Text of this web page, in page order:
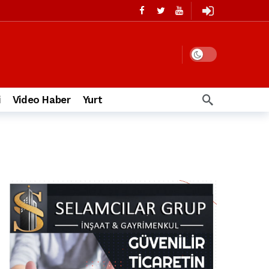
Video Haber Yurt